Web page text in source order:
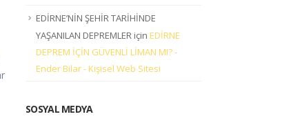
EDİRNE’NİN ŞEHİR TARİHİNDE
YAŞANILAN DEPREMLER için EDİRNE
DEPREM İÇİN GÜVENLİ LİMAN MI? -
Ender Bilar - Kişisel Web Sitesi
SOSYAL MEDYA